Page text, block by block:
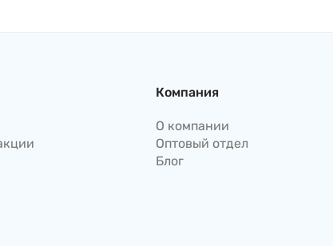
Компания
О компании
Оптовый отдел
Блог